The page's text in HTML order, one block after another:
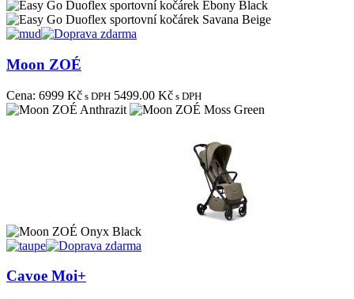
Moon ZOÉ
Cena: 6999 Kč s DPH 5499.00 Kč s DPH
Cavoe Moi+